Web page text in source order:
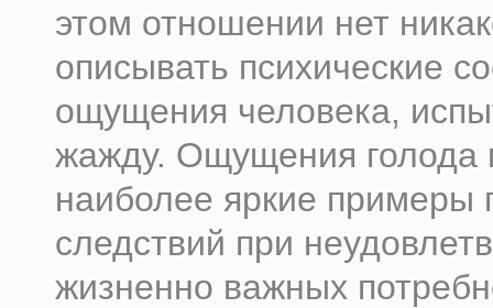
этом отношении нет
описывать психические
ощущения человека,
жажду. Ощущения
наиболее яркие примеры
следствий при
жизненно важных